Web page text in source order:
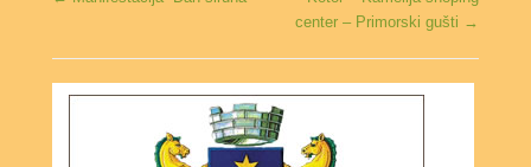
center – Primorski gušti →